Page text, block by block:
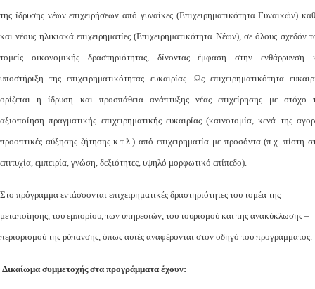
της ίδρυσης νέων επιχειρήσεων από γυναίκες (Επιχειρηματικότητα Γυναικών)
και νέους ηλικιακά επιχειρηματίες (Επιχειρηματικότητα Νέων), σε όλους σχεδόν
τομείς οικονομικής δραστηριότητας, δίνοντας έμφαση στην ενθάρρυνση
υποστήριξη της επιχειρηματικότητας ευκαιρίας. Ως επιχειρηματικότητα
ορίζεται η ίδρυση και προσπάθεια ανάπτυξης νέας επιχείρησης με στόχο
αξιοποίηση πραγματικής επιχειρηματικής ευκαιρίας (καινοτομία, κενά της
προοπτικές αύξησης ζήτησης κ.τ.λ.) από επιχειρηματία με προσόντα (π.χ. πίστη
επιτυχία, εμπειρία, γνώση, δεξιότητες, υψηλό μορφωτικό επίπεδο).
Στο πρόγραμμα εντάσσονται επιχειρηματικές δραστηριότητες του τομέα της
μεταποίησης, του εμπορίου, των υπηρεσιών, του τουρισμού και της ανακύκλωσης –
περιορισμού της ρύπανσης, όπως αυτές αναφέρονται στον οδηγό του προγράμματος.
Δικαίωμα συμμετοχής στα προγράμματα έχουν: